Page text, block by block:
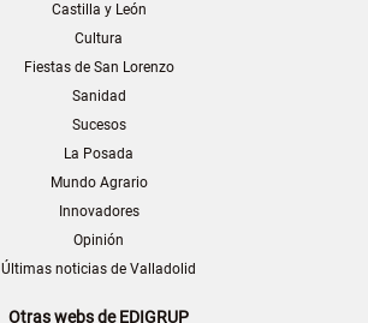
Castilla y León
Cultura
Fiestas de San Lorenzo
Sanidad
Sucesos
La Posada
Mundo Agrario
Innovadores
Opinión
Últimas noticias de Valladolid
Otras webs de EDIGRUP